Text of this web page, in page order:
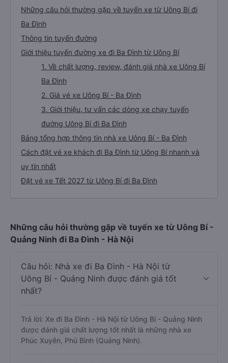
Những câu hỏi thường gặp về tuyến xe từ Uông Bí đi
Ba Đình
Thông tin tuyến đường
Giới thiệu tuyến đường xe đi Ba Đình từ Uông Bí
1. Về chất lượng, review, đánh giá nhà xe Uông Bí
Ba Đình
2. Giá vé xe Uông Bí - Ba Đình
3. Giới thiệu, tư vấn các dòng xe chạy tuyến
đường Uông Bí đi Ba Đình
Bảng tổng hợp thông tin nhà xe Uông Bí - Ba Đình
Cách đặt vé xe khách đi Ba Đình từ Uông Bí nhanh và
uy tín nhất
Đặt vé xe Tết 2027 từ Uông Bí đi Ba Đình
Những câu hỏi thường gặp về tuyến xe từ Uông Bí -
Quảng Ninh đi Ba Đình - Hà Nội
Câu hỏi: Nhà xe đi Ba Đình - Hà Nội từ
Uông Bí - Quảng Ninh được đánh giá tốt
nhất?
Trả lời: Xe đi Ba Đình - Hà Nội từ Uông Bí - Quảng Ninh
được đánh giá chất lượng tốt nhất là những nhà xe
Phúc Xuyên, Phú Bình (Quảng Ninh).